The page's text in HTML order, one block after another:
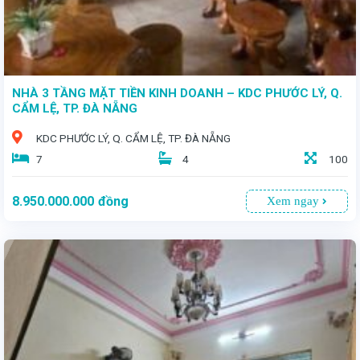
NHÀ 3 TẦNG MẶT TIỀN KINH DOANH – KDC PHƯỚC LÝ, Q.
CẨM LỆ, TP. ĐÀ NẴNG
KDC PHƯỚC LÝ, Q. CẨM LỆ, TP. ĐÀ NẴNG
7
4 100
8.950.000.000 đồng Xem ngay